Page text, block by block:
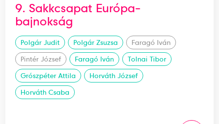
9. Sakkcsapat Európa-
bajnokság
Polgár Judit Polgár Zsuzsa
Faragó Iván
Pintér József
Faragó Iván
Tolnai Tibor
Grószpéter Attila
Horváth József
Horváth Csaba